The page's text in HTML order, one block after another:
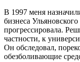
В 1997 меня
бизнеса
прогрессировала.
частности, к
Он обследовал,
обезболивающие